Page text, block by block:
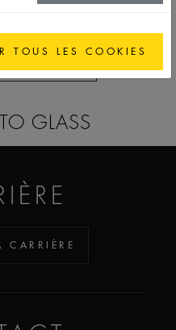
GLASS
CARRIÈRE
TOUS LES COOKIES